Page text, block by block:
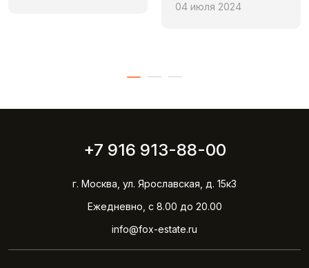
04 июля 2024
+7 916 913-88-00
г. Москва, ул. Ярославская, д. 15к3
Ежедневно, с 8.00 до 20.00
info@fox-estate.ru